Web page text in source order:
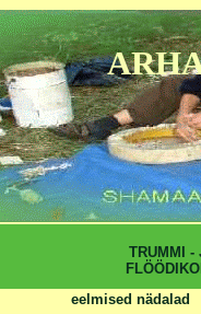
eelmised nädalad
TRUMMI -